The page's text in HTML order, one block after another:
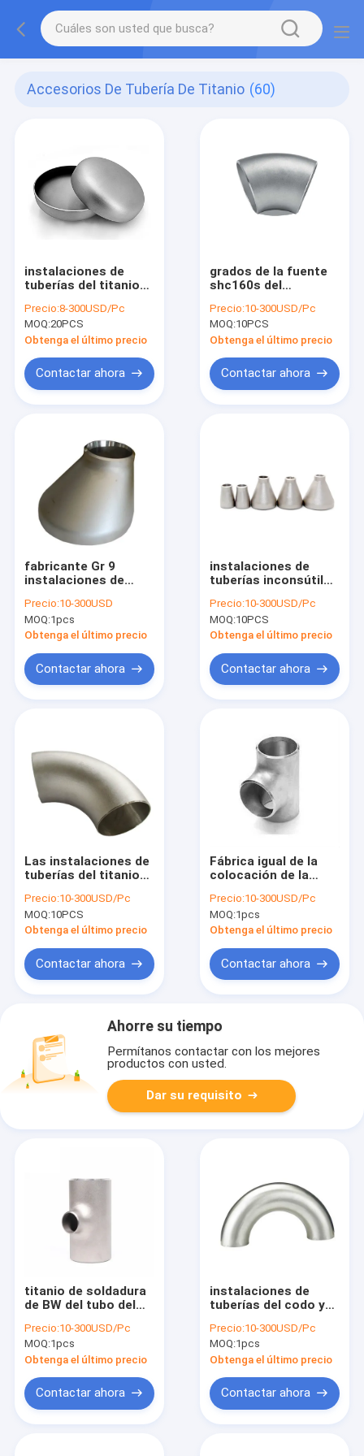
Accesorios De Tubería De Titanio (60)
instalaciones de
tuberías del titanio
proveedor ASME
B16.9 para el equipo
del recipiente del
reactor
Precio:8-300USD/Pc
MOQ:20PCS
Obtenga el último precio
Contactar ahora
grados de la fuente
shc160s del
las instalaciones de
tuberías del titanio
gr2
Precio:10-300USD/Pc
MOQ:10PCS
Obtenga el último precio
Contactar ahora
fabricante Gr 9
instalaciones de
del titanio del
reductor del titanio
en existencia
Precio:10-300USD
MOQ:1pcs
Obtenga el último precio
Contactar ahora
instalaciones de
tuberías inconsútiles
reductor Gr7 Gr12 de
la fuente del
fabricante
Precio:10-300USD/Pc
MOQ:10PCS
Obtenga el último precio
Contactar ahora
Las instalaciones de
tuberías del titanio
B16.9 codean y las
instalaciones de
tuberías de Nikel
Precio:10-300USD/Pc
MOQ:10PCS
Obtenga el último precio
Contactar ahora
Fábrica igual de la
colocación de la
Dn200 para el
fertilizante químico
Precio:10-300USD/Pc
MOQ:1pcs
Obtenga el último precio
Contactar ahora
Ahorre su tiempo
Permítanos contactar con los mejores
productos con usted.
Dar su requisito
titanio de soldadura
de BW del tubo del
que reduce la
colocación de la
camiseta
Precio:10-300USD/Pc
MOQ:1pcs
Obtenga el último precio
Contactar ahora
instalaciones de
tuberías del codo y
titanio de la fábrica
Gr2 LR y SENIOR 15-
1200m m
Precio:10-300USD/Pc
MOQ:1pcs
Obtenga el último precio
Contactar ahora